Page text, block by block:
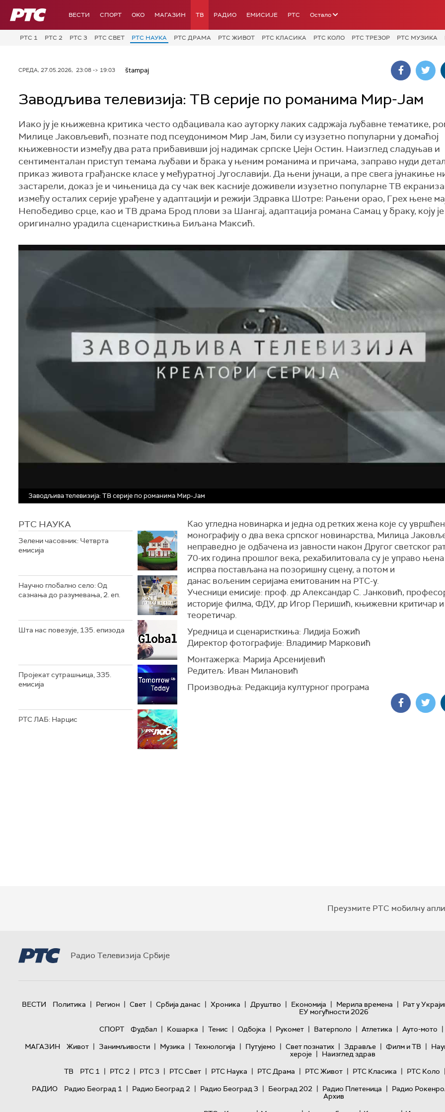
РТС ВЕСТИ СПОРТ OKO МАГАЗИН ТВ РАДИО ЕМИСИЈЕ РТС Остало
РТС 1 РТС 2 РТС 3 РТС СВЕТ РТС НАУКА РТС ДРАМА РТС ЖИВОТ РТС КЛАСИКА РТС КОЛО РТС ТРЕЗОР РТС МУЗИКА
СРЕДА, 27.05.2026, 23:08 -> 19:03 štampaj
Заводљива телевизија: ТВ серије по романима Мир-Јам
Иако ју је књижевна критика често одбацивала као ауторку лаких садржаја љубавне тематике,
Милице Јаковљевић, познате под псеудонимом Мир Јам, били су изузетно популарни у домаћој
књижевности између два рата прибавивши јој надимак српске Џејн Остин. Наизглед сладуњав и
сентименталан приступ темама љубави и брака у њеним романима и причама, заправо нуди
приказ живота грађанске класе у међуратној Југославији. Да њени јунаци, а пре свега јунакиње
застарели, доказ је и чињеница да су чак век касније доживели изузетно популарне ТВ
између осталих серије урађене у адаптацији и режији Здравка Шотре: Рањени орао, Грех њене
Непобедиво срце, као и ТВ драма Брод плови за Шангај, адаптација романа Самац у браку, коју
оригинално урадила сценаристкиња Биљана Максић.
Заводљива телевизија: ТВ серије по романима Мир-Јам
РТС НАУКА
Зелени часовник: Четврта
емисија
Научно глобално село: Од
сазнања до разумевања, 2. еп.
Шта нас повезује, 135. епизода
Пројекат сутрашњица, 335.
емисија
РТС ЛАБ: Нарцис
Као угледна новинарка и једна од ретких жена које су
монографију о два века српског новинарства, Милица
неправедно је одбачена из јавности након Другог светског
70-их година прошлог века, рехабилитовала су је управо
испрва постављана на позоришну сцену, а потом и
данас вољеним серијама емитованим на РТС-у.
Учесници емисије: проф. др Александар С. Јанковић,
историје филма, ФДУ, др Игор Перишић, књижевни критичар и
теоретичар.
Уредница и сценаристкиња: Лидија Божић
Директор фотографије: Владимир Марковић
Монтажерка: Марија Арсенијевић
Редитељ: Иван Милановић
Производња: Редакција културног програма
Преузмите РТС мобилну
Радио Телевизија Србије
ВЕСТИ Политика | Регион | Свет | Србија данас | Хроника | Друштво | Економија | Мерила времена | Рат у
ЕУ могућности 2026
СПОРТ
Фудбал | Кошарка | Тенис | Одбојка | Рукомет | Ватерполо | Атлетика | Ауто-мото |
МАГАЗИН
Живот | Занимљивости | Музика | Технологијa | Путујемо | Свет познатих | Здравље | Филм и ТВ |
хероје | Наизглед здрав
ТВ
РТС 1 | РТС 2 | РТС 3 | РТС Свет | РТС Наука | РТС Драма | РТС Живот | РТС Класика | РТС Коло |
РАДИО
Радио Београд 1 | Радио Београд 2 | Радио Београд 3 | Београд 202 | Радио Плетеница | Радио
Архив